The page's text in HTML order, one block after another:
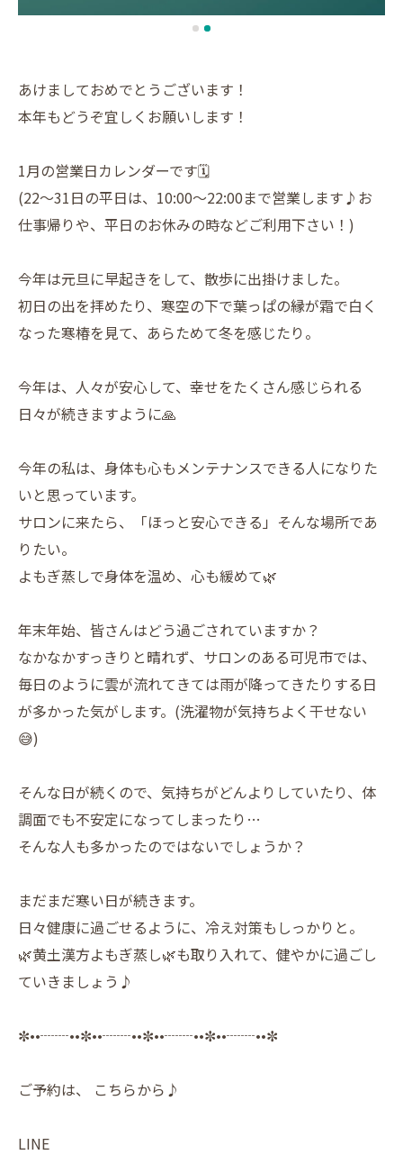
あけましておめでとうございます！
本年もどうぞ宜しくお願いします！
1月の営業日カレンダーです🗓️
(22〜31日の平日は、10:00〜22:00まで営業します♪お
仕事帰りや、平日のお休みの時などご利用下さい！)
今年は元旦に早起きをして、散歩に出掛けました。
初日の出を拝めたり、寒空の下で葉っぱの縁が霜で白く
なった寒椿を見て、あらためて冬を感じたり。
今年は、人々が安心して、幸せをたくさん感じられる
日々が続きますように🙏
今年の私は、身体も心もメンテナンスできる人になりた
いと思っています。
サロンに来たら、「ほっと安心できる」そんな場所であ
りたい。
よもぎ蒸しで身体を温め、心も緩めて🌿
年末年始、皆さんはどう過ごされていますか？
なかなかすっきりと晴れず、サロンのある可児市では、
毎日のように雲が流れてきては雨が降ってきたりする日
が多かった気がします。(洗濯物が気持ちよく干せない
😅)
そんな日が続くので、気持ちがどんよりしていたり、体
調面でも不安定になってしまったり…
そんな人も多かったのではないでしょうか？
まだまだ寒い日が続きます。
日々健康に過ごせるように、冷え対策もしっかりと。
🌿黄土漢方よもぎ蒸し🌿も取り入れて、健やかに過ごし
ていきましょう♪
✼••┈┈••✼••┈┈••✼••┈┈••✼••┈┈••✼
ご予約は、 こちらから♪
LINE